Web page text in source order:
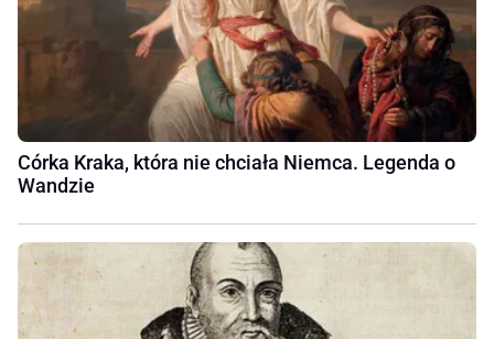
Córka Kraka, która nie chciała Niemca. Legenda o
Wandzie